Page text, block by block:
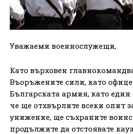
Уважаеми военнослужещи,
Като върховен
Въоръжените сили, като
Българската армия, като един
че ще отхвърлите всеки опит
унижение, ще съхраните
продължите да отстоявате